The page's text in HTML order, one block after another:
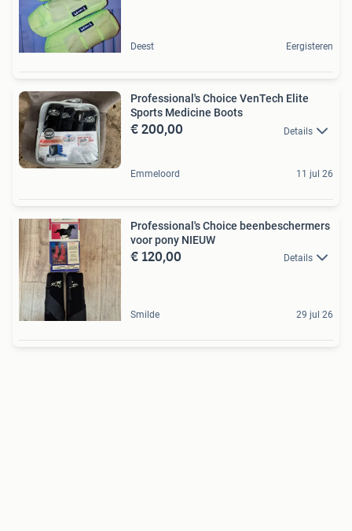
Deest Eergisteren
Professional's Choice VenTech Elite
Sports Medicine Boots
€ 200,00 Details
Emmeloord 11 jul 26
Professional's Choice beenbeschermers
voor pony NIEUW
€ 120,00 Details
Smilde 29 jul 26